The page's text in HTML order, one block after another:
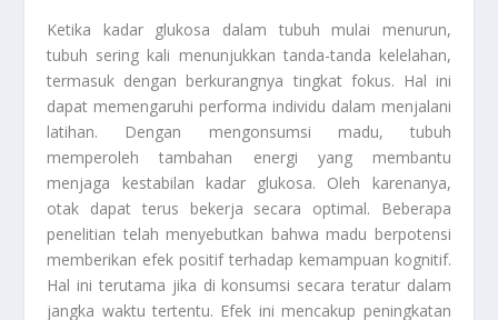
Ketika kadar glukosa dalam tubuh mulai menurun,
tubuh sering kali menunjukkan tanda-tanda kelelahan,
termasuk dengan berkurangnya tingkat fokus. Hal ini
dapat memengaruhi performa individu dalam menjalani
latihan. Dengan mengonsumsi madu, tubuh
memperoleh tambahan energi yang membantu
menjaga kestabilan kadar glukosa. Oleh karenanya,
otak dapat terus bekerja secara optimal. Beberapa
penelitian telah menyebutkan bahwa madu berpotensi
memberikan efek positif terhadap kemampuan kognitif.
Hal ini terutama jika di konsumsi secara teratur dalam
jangka waktu tertentu. Efek ini mencakup peningkatan